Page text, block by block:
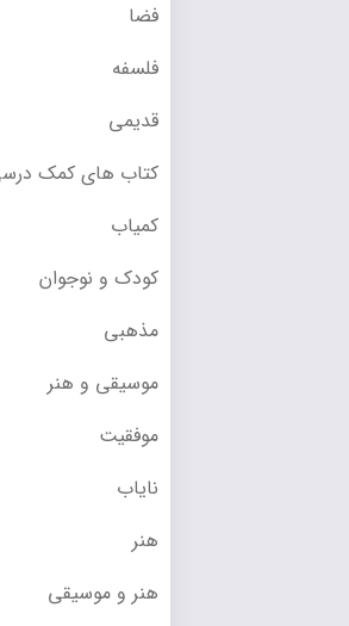
فضا
فلسفه
قدیمی
کتاب های کمک درسی
کمیاب
کودک و نوجوان
مذهبی
موسیقی و هنر
موفقیت
نایاب
هنر
هنر و موسیقی